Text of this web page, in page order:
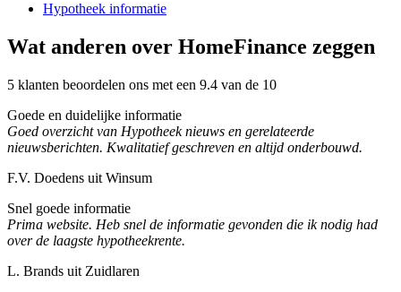
Hypotheek informatie
Wat anderen over HomeFinance zeggen
5 klanten beoordelen ons met een 9.4 van de 10
Goede en duidelijke informatie
Goed overzicht van Hypotheek nieuws en gerelateerde
nieuwsberichten. Kwalitatief geschreven en altijd onderbouwd.
F.V. Doedens uit Winsum
Snel goede informatie
Prima website. Heb snel de informatie gevonden die ik nodig had
over de laagste hypotheekrente.
L. Brands uit Zuidlaren